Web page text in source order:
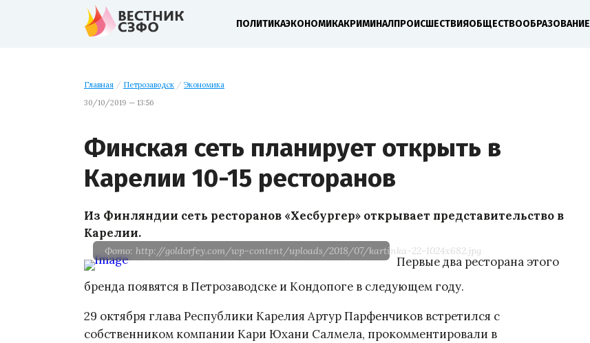
ПОЛИТИКАЭКОНОМИКАКРИМИНАЛПРОИСШЕСТВИЯОБЩЕСТВООБРАЗОВАНИЕ
Главная / Петрозаводск / Экономика
30/10/2019 — 13:56
Финская сеть планирует открыть в
Карелии 10-15 ресторанов
Из Финляндии сеть ресторанов «Хесбургер» открывает представительство в
Карелии.
Фото: http://goldorfey.com/wp-content/uploads/2018/07/kartinka-22-1024x682.jpg
Первые два ресторана этого
бренда появятся в Петрозаводске и Кондопоге в следующем году.
29 октября глава Республики Карелия Артур Парфенчиков встретился с
собственником компании Кари Юхани Салмела, прокомментировали в